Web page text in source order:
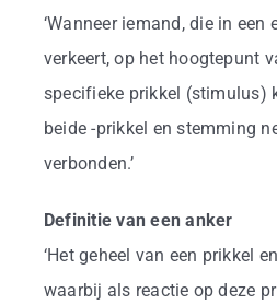
‘Wanneer iemand, die in
verkeert, op het hoogtepunt
specifieke prikkel (stimulus)
beide -prikkel en stemming
verbonden.’
Definitie van een anker
‘Het geheel van een prikkel
waarbij als reactie op deze